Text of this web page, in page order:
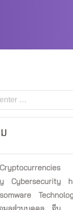
Cryptocurrencies
Cybersecurity